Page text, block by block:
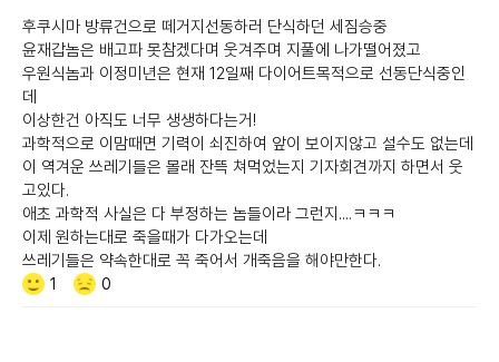
후쿠시마 방류건으로 떼거지선동하러 단식하던 세짐승중
윤재갑놈은 배고파 못참겠다며 웃겨주며 지풀에 나가떨어졌고
우원식놈과 이정미년은 현재 12일째 다이어트목적으로 선동단식중인
데
이상한건 아직도 너무 생생하다는거!
과학적으로 이맘때면 기력이 쇠진하여 앞이 보이지않고 설수도 없는데
이 역겨운 쓰레기들은 몰래 잔뜩 쳐먹었는지 기자회견까지 하면서 웃
고있다.
애초 과학적 사실은 다 부정하는 놈들이라 그런지....ㅋㅋㅋ
이제 원하는대로 죽을때가 다가오는데
쓰레기들은 약속한대로 꼭 죽어서 개죽음을 해야만한다.
Like/Dislike
공
1
비
0